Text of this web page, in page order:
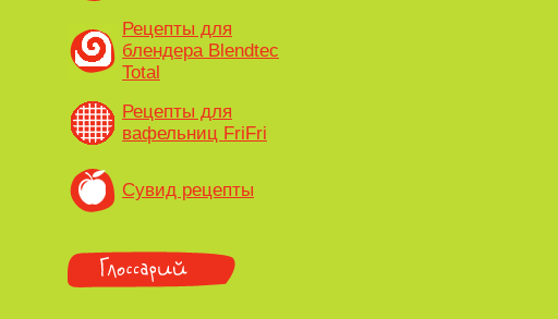
Рецепты для
блендера Blendtec
Total
Рецепты для
вафельниц FriFri
Сувид рецепты